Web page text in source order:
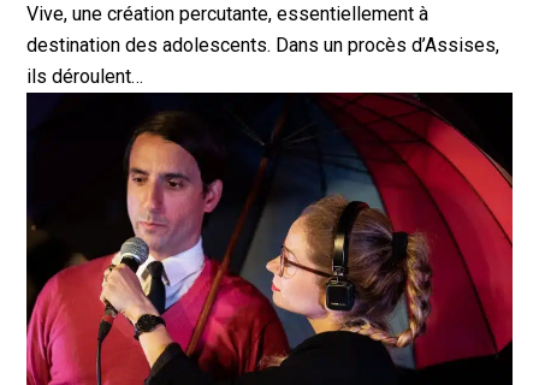
Vive, une création percutante, essentiellement à
destination des adolescents. Dans un procès d’Assises,
ils déroulent…